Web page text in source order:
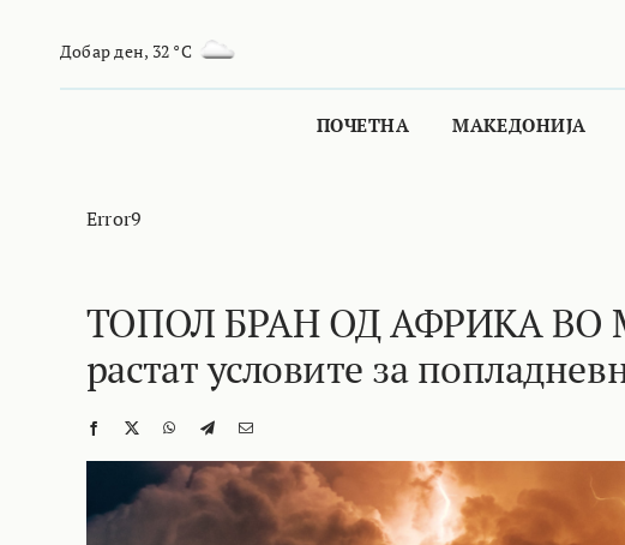
Добар ден, 32 °C
ПОЧЕТНА МАКЕДОНИЈА
Error9
ТОПОЛ БРАН ОД АФРИКА ВО
растат условите за